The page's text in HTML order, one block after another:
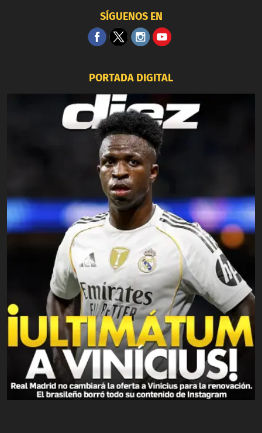
SÍGUENOS EN
PORTADA DIGITAL